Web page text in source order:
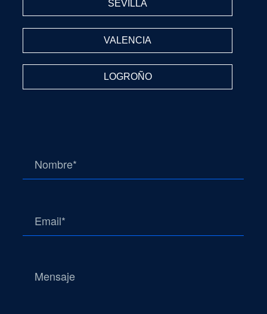
SEVILLA
VALENCIA
LOGROÑO